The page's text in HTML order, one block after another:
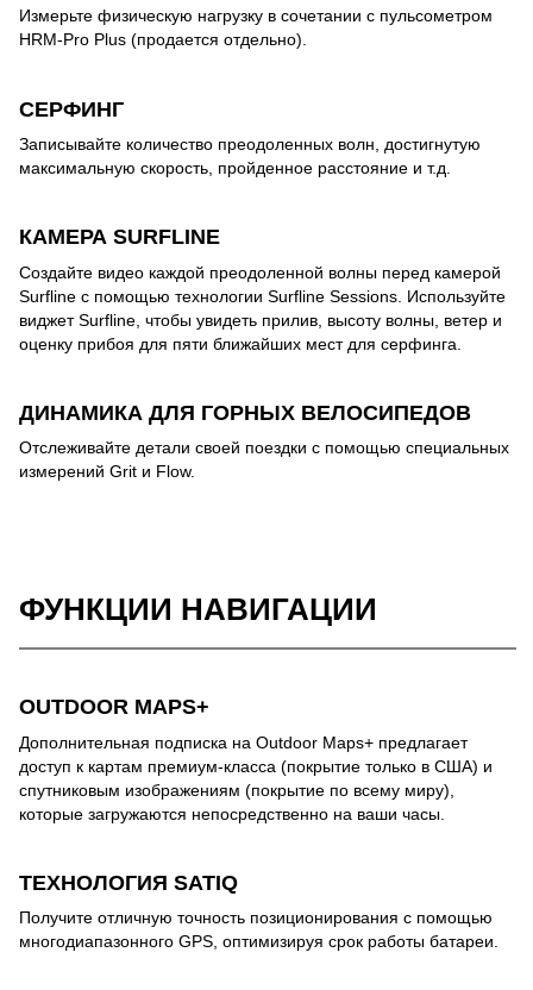
Измерьте физическую нагрузку в сочетании с пульсометром
HRM-Pro Plus (продается отдельно).
СЕРФИНГ
Записывайте количество преодоленных волн, достигнутую
максимальную скорость, пройденное расстояние и т.д.
КАМЕРА SURFLINE
Создайте видео каждой преодоленной волны перед камерой
Surfline с помощью технологии Surfline Sessions. Используйте
виджет Surfline, чтобы увидеть прилив, высоту волны, ветер и
оценку прибоя для пяти ближайших мест для серфинга.
ДИНАМИКА ДЛЯ ГОРНЫХ ВЕЛОСИПЕДОВ
Отслеживайте детали своей поездки с помощью специальных
измерений Grit и Flow.
ФУНКЦИИ НАВИГАЦИИ
OUTDOOR MAPS+
Дополнительная подписка на Outdoor Maps+ предлагает
доступ к картам премиум-класса (покрытие только в США) и
спутниковым изображениям (покрытие по всему миру),
которые загружаются непосредственно на ваши часы.
ТЕХНОЛОГИЯ SATIQ
Получите отличную точность позиционирования с помощью
многодиапазонного GPS, оптимизируя срок работы батареи.